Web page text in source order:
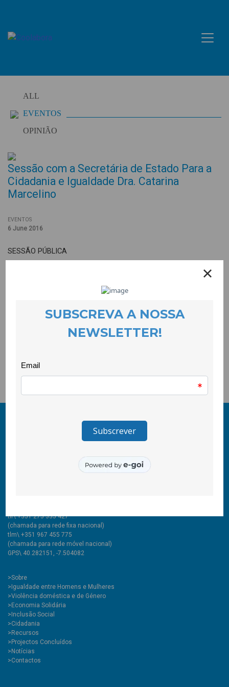
content
ALL
EVENTOS
OPINIÃO
Sessão com a Secretária de Estado Para a
Cidadania e Igualdade Dra. Catarina
Marcelino
EVENTOS
6 June 2016
SESSÃO PÚBLICA
CATARINAMARCELINO, Secretária de Estado Para a Cidadania e
VíTORPEREIRA, Presidente da Câmara Municipal da Covilhã
FORMAÇÃOMULHERES, LIDERANÇA E ACÇÃO POLÍTICA
Entregade diplomas da formação
Local:CooLabora
© 2011-2024 COOLABORA CRL
CooLabora, CRL — Intervenção Social
tlf\ +351 275 335 427
(chamada para rede fixa nacional)
tlm\ +351 967 455 775
(chamada para rede móvel nacional)
GPS\ 40.282151, -7.504082
>Sobre
>Igualdade entre Homens e Mulheres
>Violência doméstica e de Género
>Economia Solidária
>Inclusão Social
>Cidadania
>Recursos
>Projectos Concluídos
>Notícias
>Contactos